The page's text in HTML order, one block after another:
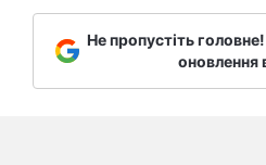
Не пропустіть
оновлення